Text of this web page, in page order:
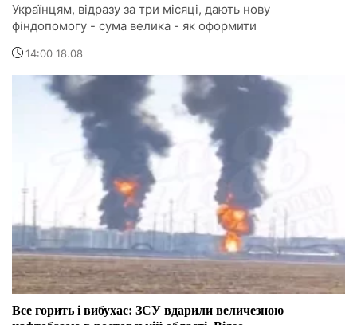
Українцям, відразу за три місяці, дають нову
фіндопомогу - сума велика - як оформити
14:00 18.08
Все горить і вибухає: ЗСУ вдарили величезною